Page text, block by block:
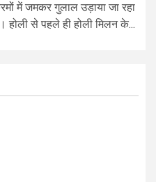
में जमकर गुलाल उड़ाया जा रहा
होली से पहले ही होली मिलन के...